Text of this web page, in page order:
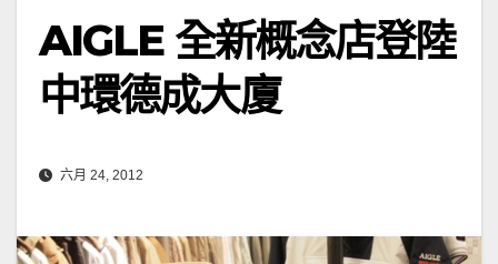
AIGLE 全新概念店登陸
中環德成大廈
六月 24, 2012